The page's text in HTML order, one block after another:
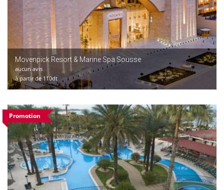
Movenpick Resort & Marine Spa Sousse
aucun avis
à partir de 110dt
Promotion